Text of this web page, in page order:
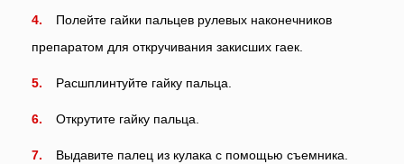
Полейте гайки пальцев рулевых наконечников
препаратом для откручивания закисших гаек.
Расшплинтуйте гайку пальца.
Открутите гайку пальца.
Выдавите палец из кулака с помощью съемника.